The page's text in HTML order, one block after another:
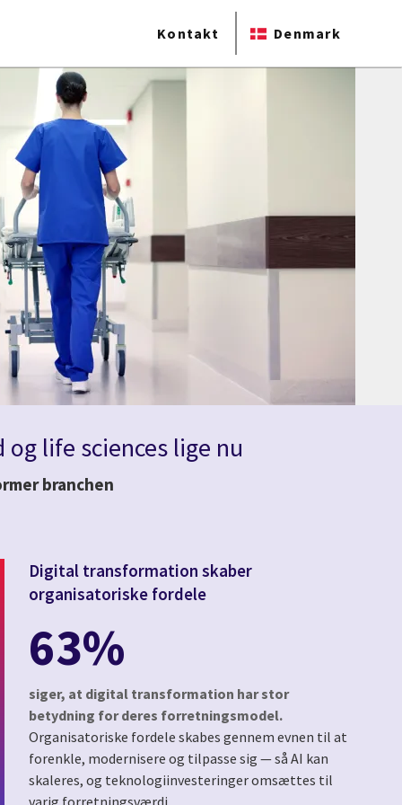
Kontakt Denmark
life sciences lige nu
branchen
Digital transformation skaber
organisatoriske fordele
63%
siger, at digital transformation har stor
betydning for deres forretningsmodel.
Organisatoriske fordele skabes gennem evnen til at
forenkle, modernisere og tilpasse sig — så AI kan
skaleres, og teknologiinvesteringer omsættes til